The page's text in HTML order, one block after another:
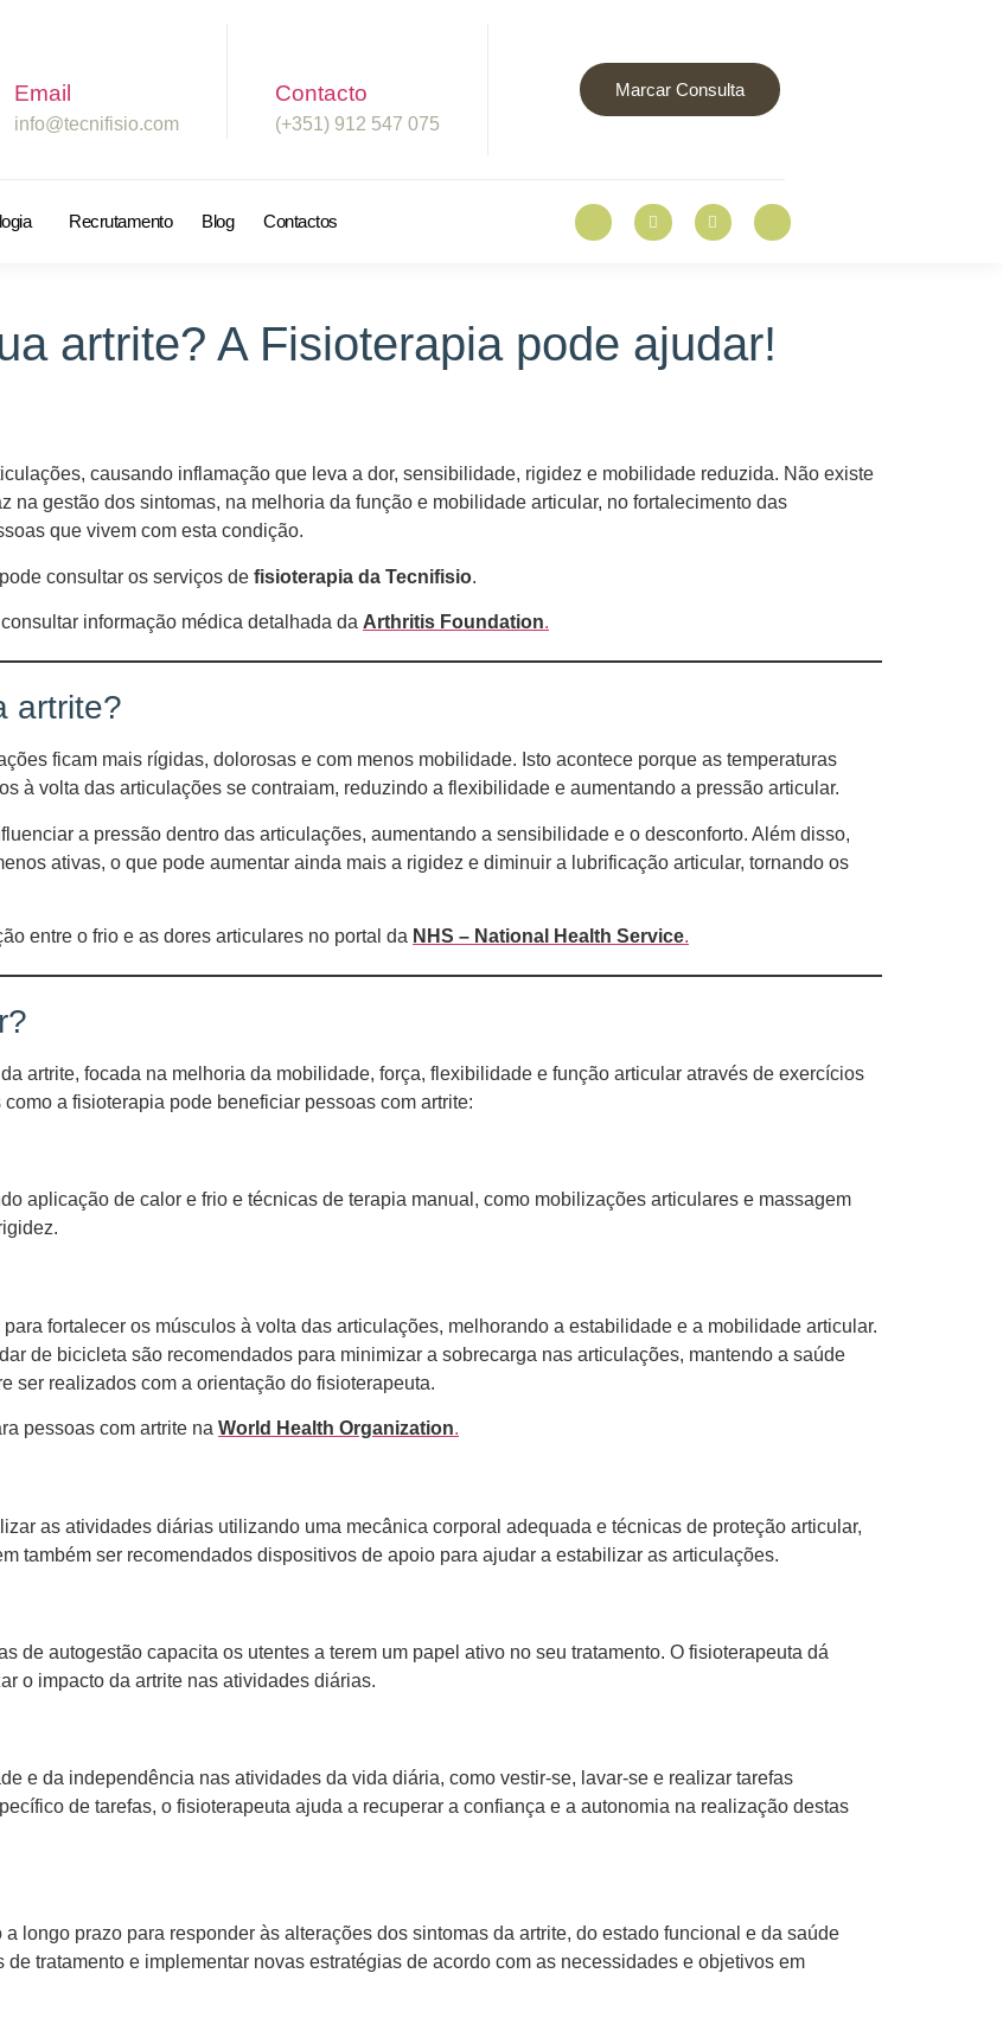
Email
info@tecnifisio.com
Contacto
(+351) 912 547 075
Marcar Consulta
Recrutamento Blog Contactos
artrite? A Fisioterapia pode ajudar!
causando inflamação que leva a dor, sensibilidade, rigidez e mobilidade reduzida. Não existe
na gestão dos sintomas, na melhoria da função e mobilidade articular, no fortalecimento das
que vivem com esta condição.
consultar os serviços de fisioterapia da Tecnifisio.
informação médica detalhada da Arthritis Foundation.
artrite?
ficam mais rígidas, dolorosas e com menos mobilidade. Isto acontece porque as temperaturas
à volta das articulações se contraiam, reduzindo a flexibilidade e aumentando a pressão articular.
a pressão dentro das articulações, aumentando a sensibilidade e o desconforto. Além disso,
ativas, o que pode aumentar ainda mais a rigidez e diminuir a lubrificação articular, tornando os
entre o frio e as dores articulares no portal da NHS – National Health Service.
artrite, focada na melhoria da mobilidade, força, flexibilidade e função articular através de exercícios
a fisioterapia pode beneficiar pessoas com artrite:
aplicação de calor e frio e técnicas de terapia manual, como mobilizações articulares e massagem
fortalecer os músculos à volta das articulações, melhorando a estabilidade e a mobilidade articular.
de bicicleta são recomendados para minimizar a sobrecarga nas articulações, mantendo a saúde
ser realizados com a orientação do fisioterapeuta.
pessoas com artrite na World Health Organization.
as atividades diárias utilizando uma mecânica corporal adequada e técnicas de proteção articular,
também ser recomendados dispositivos de apoio para ajudar a estabilizar as articulações.
de autogestão capacita os utentes a terem um papel ativo no seu tratamento. O fisioterapeuta dá
o impacto da artrite nas atividades diárias.
e da independência nas atividades da vida diária, como vestir-se, lavar-se e realizar tarefas
de tarefas, o fisioterapeuta ajuda a recuperar a confiança e a autonomia na realização destas
longo prazo para responder às alterações dos sintomas da artrite, do estado funcional e da saúde
tratamento e implementar novas estratégias de acordo com as necessidades e objetivos em